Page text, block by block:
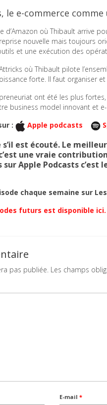
le e-commerce comme
d’Amazon où Thibault arrive
nouvelle mais toujours
et une exécution des
où Thibault pilote
forte. Il faut organiser
ont été les plus
business model innovant et
:
Apple podcasts
s’il est écouté. Le
une vraie
Apple Podcasts
chaque semaine sur
futurs est disponible ici.
pas publiée. Les champs
E-mail*